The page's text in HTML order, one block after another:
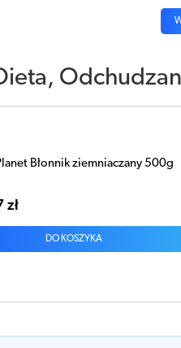
Błonnik witalny 500g
zł
DO KOSZYKA